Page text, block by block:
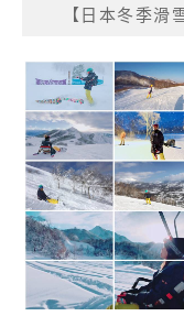
【日本冬季